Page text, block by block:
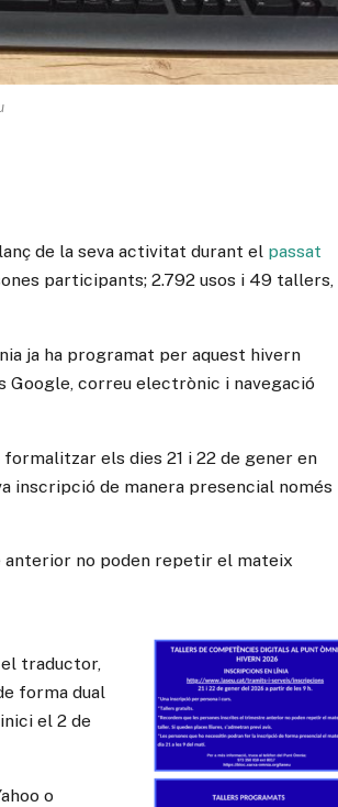
de la seva activitat durant el passat
participants; 2.792 usos i 49 tallers,
ja ha programat per aquest hivern
correu electrònic i navegació
els dies 21 i 22 de gener en
inscripció de manera presencial només
anterior no poden repetir el mateix
traductor,
forma dual
el 2 de
o